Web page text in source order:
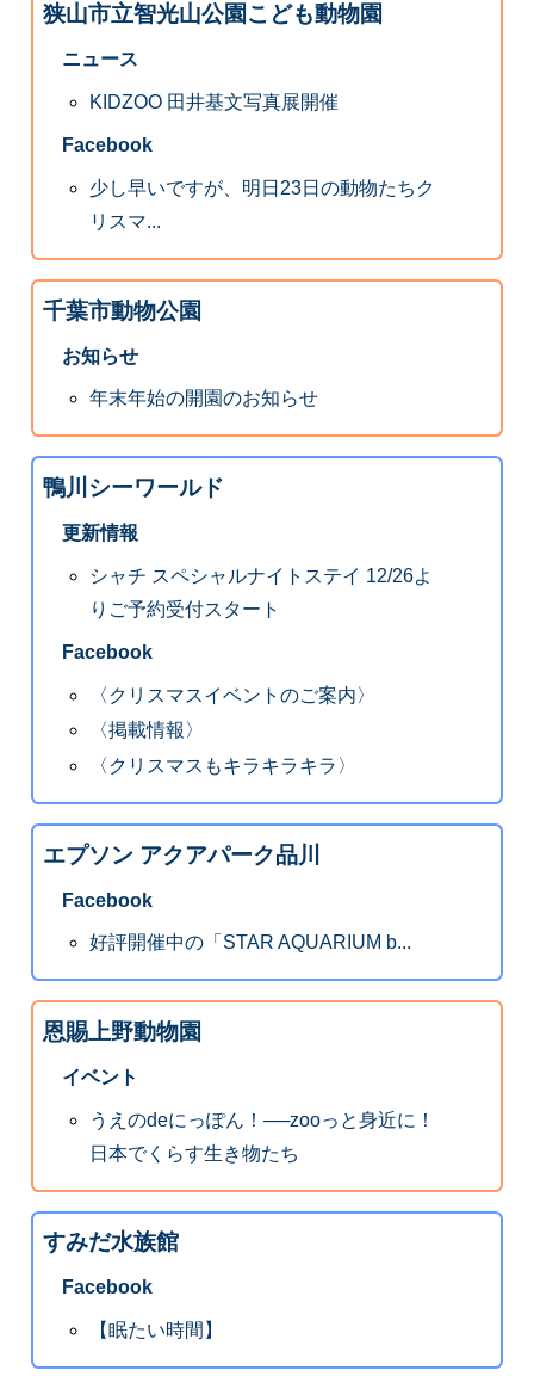
狭山市立智光山公園こども動物園
ニュース
KIDZOO 田井基文写真展開催
Facebook
少し早いですが、明日23日の動物たちク
リスマ...
千葉市動物公園
お知らせ
年末年始の開園のお知らせ
鴨川シーワールド
更新情報
シャチ スペシャルナイトステイ 12/26よ
りご予約受付スタート
Facebook
〈クリスマスイベントのご案内〉
〈掲載情報〉
〈クリスマスもキラキラキラ〉
エプソン アクアパーク品川
Facebook
好評開催中の「STAR AQUARIUM b...
恩賜上野動物園
イベント
うえのdeにっぽん！──zooっと身近に！
日本でくらす生き物たち
すみだ水族館
Facebook
【眠たい時間】